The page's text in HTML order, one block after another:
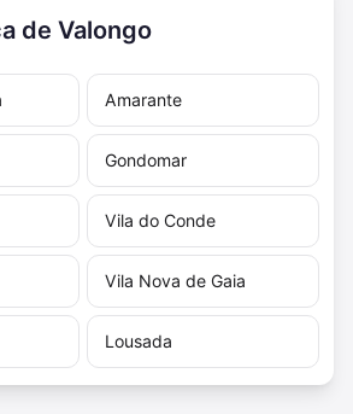
de Valongo
Amarante
Gondomar
Vila do Conde
Vila Nova de Gaia
Lousada